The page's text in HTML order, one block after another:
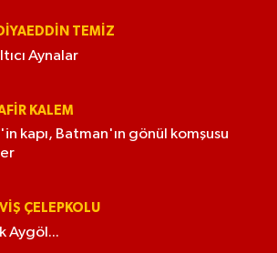
TEMIZ
Aynalar
KALEM
kapı, Batman'ın gönül komşusu
ÇELEPKOLU
Aygöl...